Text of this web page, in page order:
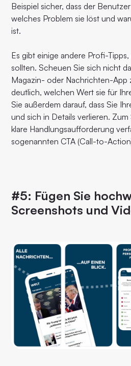
Beispiel sicher, dass der
welches Problem sie löst und
ist.
Es gibt einige andere Profi-
sollten. Scheuen Sie sich nicht
Magazin- oder Nachrichten-App
deutlich, welchen Wert sie für
Sie außerdem darauf, dass Sie
und sich in Details verlieren.
klare Handlungsaufforderung
sogenannten CTA (Call-to-
#5: Fügen Sie
Screenshots und